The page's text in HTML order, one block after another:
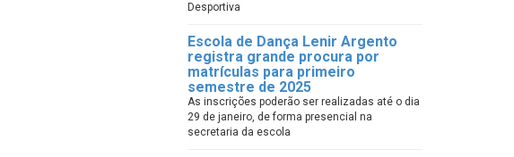
Desportiva
Escola de Dança Lenir Argento
registra grande procura por
matrículas para primeiro
semestre de 2025
As inscrições poderão ser realizadas até o dia
29 de janeiro, de forma presencial na
secretaria da escola